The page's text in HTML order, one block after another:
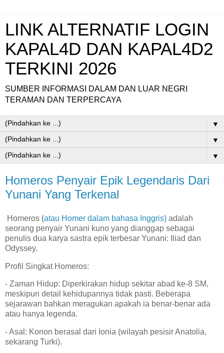
LINK ALTERNATIF LOGIN
KAPAL4D DAN KAPAL4D2
TERKINI 2026
SUMBER INFORMASI DALAM DAN LUAR NEGRI
TERAMAN DAN TERPERCAYA
▼
▼
▼
Homeros Penyair Epik Legendaris Dari
Yunani Yang Terkenal
Homeros (atau Homer dalam bahasa Inggris) adalah
seorang penyair Yunani kuno yang dianggap sebagai
penulis dua karya sastra epik terbesar Yunani: Iliad dan
Odyssey.
Profil Singkat Homeros:
- Zaman Hidup: Diperkirakan hidup sekitar abad ke-8 SM,
meskipun detail kehidupannya tidak pasti. Beberapa
sejarawan bahkan meragukan apakah ia benar-benar ada
atau hanya legenda.
- Asal: Konon berasal dari Ionia (wilayah pesisir Anatolia,
sekarang Turki).